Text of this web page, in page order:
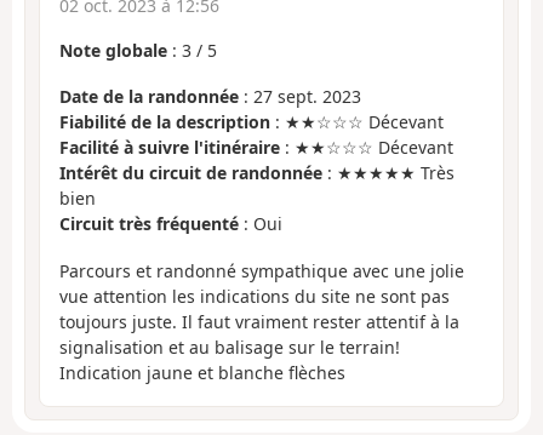
02 oct. 2023 à 12:56
Note globale : 3 / 5
Date de la randonnée : 27 sept. 2023
Fiabilité de la description : ★★☆☆☆ Décevant
Facilité à suivre l'itinéraire : ★★☆☆☆ Décevant
Intérêt du circuit de randonnée : ★★★★★ Très
bien
Circuit très fréquenté : Oui
Parcours et randonné sympathique avec une jolie
vue attention les indications du site ne sont pas
toujours juste. Il faut vraiment rester attentif à la
signalisation et au balisage sur le terrain!
Indication jaune et blanche flèches